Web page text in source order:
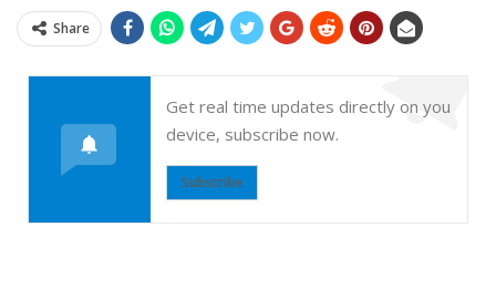
Share
Get real time updates directly on you
device, subscribe now.
Subscribe